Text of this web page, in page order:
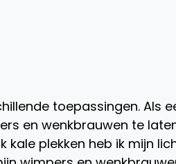
toepassingen. Als
en wenkbrauwen te
kale plekken heb ik mijn